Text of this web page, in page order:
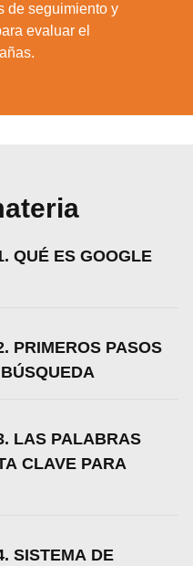
de seguimiento y
evaluar el
QUÉ ES GOOGLE
PRIMEROS PASOS
LAS PALABRAS
CLAVE PARA
SISTEMA DE